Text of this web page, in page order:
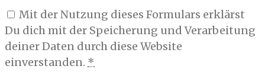
Mit der Nutzung dieses Formulars erklärst
Du dich mit der Speicherung und Verarbeitung
deiner Daten durch diese Website
einverstanden. *